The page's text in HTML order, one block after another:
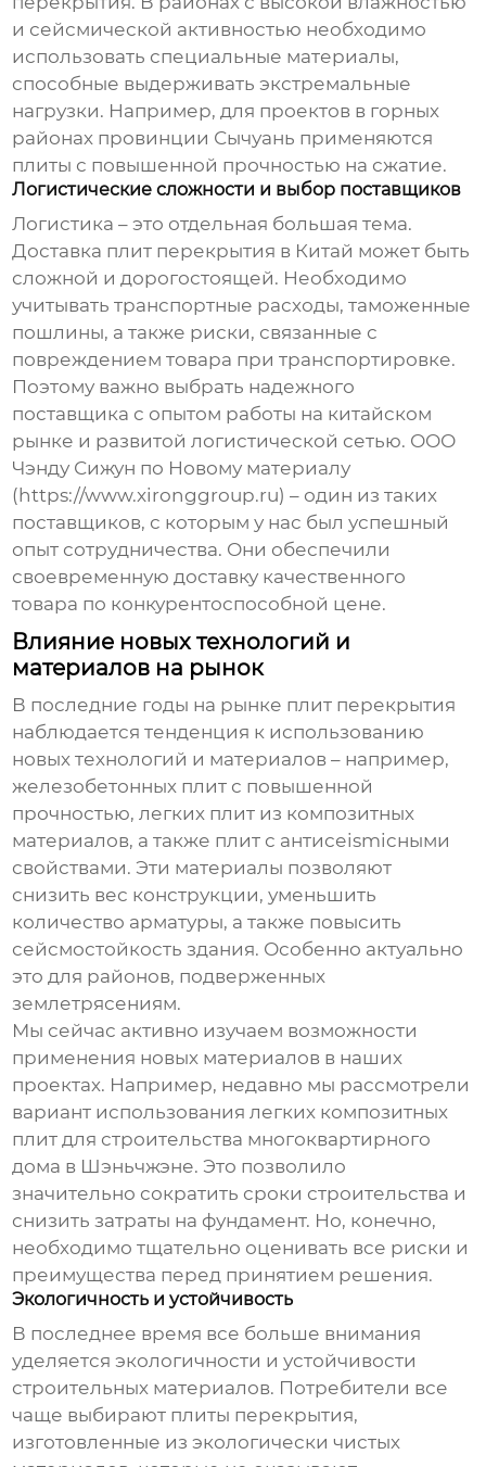
и сейсмической активностью необходимо
использовать специальные материалы,
способные выдерживать экстремальные
нагрузки. Например, для проектов в горных
районах провинции Сычуань применяются
плиты с повышенной прочностью на сжатие.
Логистические сложности и выбор поставщиков
Логистика – это отдельная большая тема.
Доставка плит перекрытия в Китай может быть
сложной и дорогостоящей. Необходимо
учитывать транспортные расходы, таможенные
пошлины, а также риски, связанные с
повреждением товара при транспортировке.
Поэтому важно выбрать надежного
поставщика с опытом работы на китайском
рынке и развитой логистической сетью. ООО
Чэнду Сижун по Новому материалу
(https://www.xironggroup.ru) – один из таких
поставщиков, с которым у нас был успешный
опыт сотрудничества. Они обеспечили
своевременную доставку качественного
товара по конкурентоспособной цене.
Влияние новых технологий и
материалов на рынок
В последние годы на рынке плит перекрытия
наблюдается тенденция к использованию
новых технологий и материалов – например,
железобетонных плит с повышенной
прочностью, легких плит из композитных
материалов, а также плит с антисеismicными
свойствами. Эти материалы позволяют
снизить вес конструкции, уменьшить
количество арматуры, а также повысить
сейсмостойкость здания. Особенно актуально
это для районов, подверженных
землетрясениям.
Мы сейчас активно изучаем возможности
применения новых материалов в наших
проектах. Например, недавно мы рассмотрели
вариант использования легких композитных
плит для строительства многоквартирного
дома в Шэньчжэне. Это позволило
значительно сократить сроки строительства и
снизить затраты на фундамент. Но, конечно,
необходимо тщательно оценивать все риски и
преимущества перед принятием решения.
Экологичность и устойчивость
В последнее время все больше внимания
уделяется экологичности и устойчивости
строительных материалов. Потребители все
чаще выбирают плиты перекрытия,
изготовленные из экологически чистых